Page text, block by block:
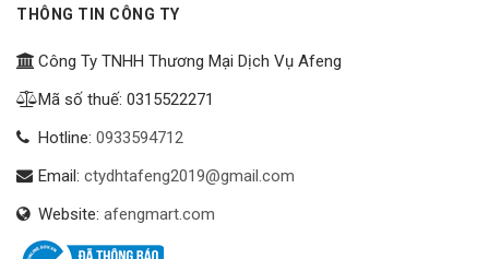
THÔNG TIN CÔNG TY
Công Ty TNHH Thương Mại Dịch Vụ Afeng
Mã số thuế: 0315522271
Hotline: 0933594712
Email: ctydhtafeng2019@gmail.com
Website: afengmart.com